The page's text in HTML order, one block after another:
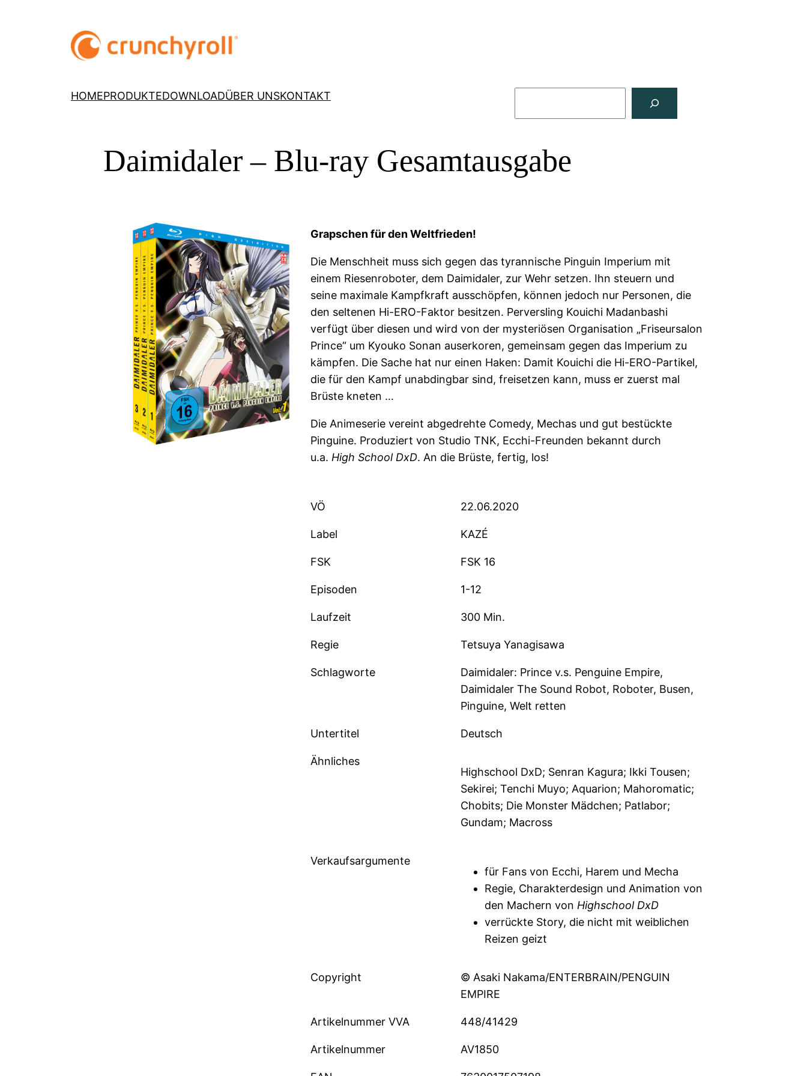
HOMEPRODUKTEDOWNLOADÜBER UNSKONTAKT
e
n
Daimidaler – Blu-ray Gesamtausgabe
Grapschen für den Weltfrieden!
Die Menschheit muss sich gegen das tyrannische Pinguin Imperium mit
einem Riesenroboter, dem Daimidaler, zur Wehr setzen. Ihn steuern und
seine maximale Kampfkraft ausschöpfen, können jedoch nur Personen, die
den seltenen Hi-ERO-Faktor besitzen. Perversling Kouichi Madanbashi
verfügt über diesen und wird von der mysteriösen Organisation „Friseursalon
Prince“ um Kyouko Sonan auserkoren, gemeinsam gegen das Imperium zu
kämpfen. Die Sache hat nur einen Haken: Damit Kouichi die Hi-ERO-Partikel,
die für den Kampf unabdingbar sind, freisetzen kann, muss er zuerst mal
Brüste kneten …
Die Animeserie vereint abgedrehte Comedy, Mechas und gut bestückte
Pinguine. Produziert von Studio TNK, Ecchi-Freunden bekannt durch
u.a. High School DxD. An die Brüste, fertig, los!
VÖ 22.06.2020
Label KAZÉ
FSK FSK 16
Episoden 1-12
Laufzeit 300 Min.
Regie Tetsuya Yanagisawa
Schlagworte
Daimidaler: Prince v.s. Penguine Empire,
Daimidaler The Sound Robot, Roboter, Busen,
Pinguine, Welt retten
Untertitel Deutsch
Ähnliches
Highschool DxD; Senran Kagura; Ikki Tousen;
Sekirei; Tenchi Muyo; Aquarion; Mahoromatic;
Chobits; Die Monster Mädchen; Patlabor;
Gundam; Macross
Verkaufsargumente
für Fans von Ecchi, Harem und Mecha
Regie, Charakterdesign und Animation von
den Machern von Highschool DxD
verrückte Story, die nicht mit weiblichen
Reizen geizt
Copyright
© Asaki Nakama/ENTERBRAIN/PENGUIN
EMPIRE
Artikelnummer VVA 448/41429
Artikelnummer AV1850